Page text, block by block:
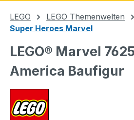
LEGO
LEGO Themenwelten
Super Heroes Marvel
LEGO® Marvel
America Baufigur